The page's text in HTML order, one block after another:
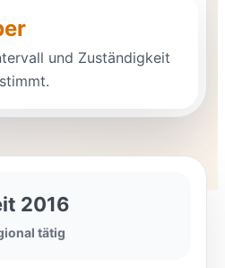
und Zuständigkeit
2016
tätig